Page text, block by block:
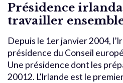
Présidence
travailler
Depuis le 1er janvier 2004,
présidence du Conseil
Une présidence dont les
20012. L’Irlande est le